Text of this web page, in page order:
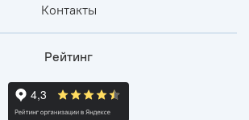
Контакты
Рейтинг